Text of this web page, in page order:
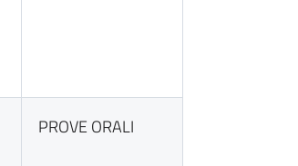
PROVE ORALI